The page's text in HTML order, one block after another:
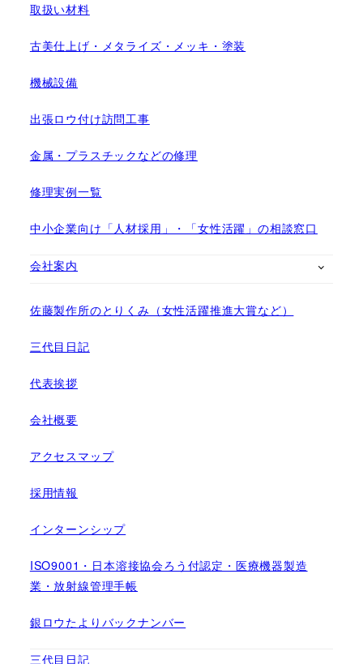
取扱い材料
古美仕上げ・メタライズ・メッキ・塗装
機械設備
出張ロウ付け訪問工事
金属・プラスチックなどの修理
修理実例一覧
中小企業向け「人材採用」・「女性活躍」の相談窓口
会社案内
佐藤製作所のとりくみ（女性活躍推進大賞など）
三代目日記
代表挨拶
会社概要
アクセスマップ
採用情報
インターンシップ
ISO9001・日本溶接協会ろう付認定・医療機器製造
業・放射線管理手帳
銀ロウたよりバックナンバー
三代目日記